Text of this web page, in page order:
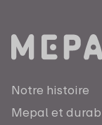
Notre histoire
Mepal et